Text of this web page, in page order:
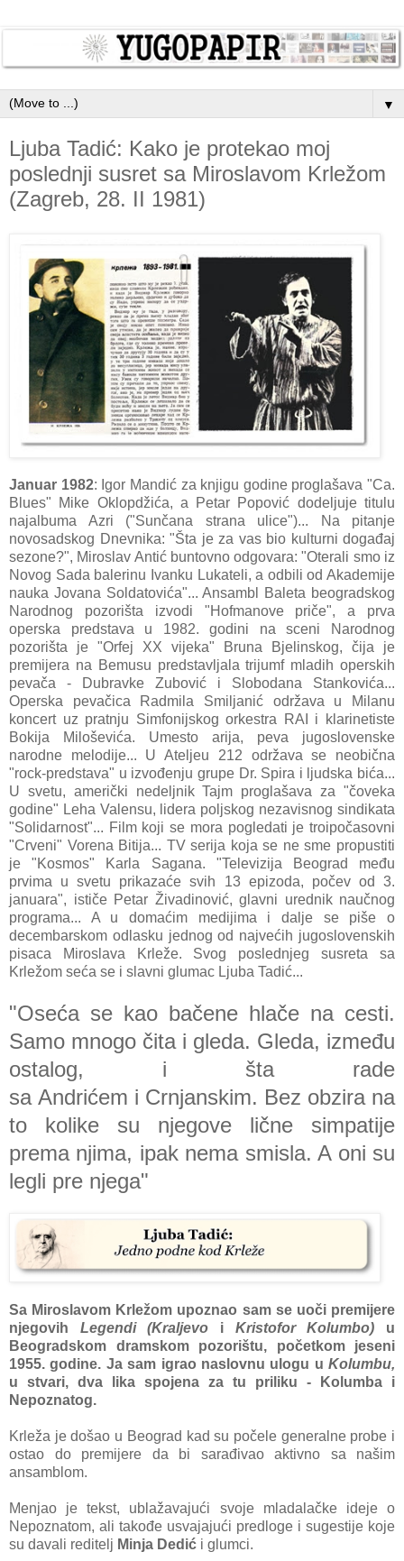
▼
Ljuba Tadić: Kako je protekao moj
poslednji susret sa Miroslavom Krležom
(Zagreb, 28. II 1981)
Januar 1982: Igor Mandić za knjigu godine proglašava "Ca.
Blues" Mike Oklopdžića, a Petar Popović dodeljuje titulu
najalbuma Azri ("Sunčana strana ulice")... Na pitanje
novosadskog Dnevnika: "Šta je za vas bio kulturni događaj
sezone?", Miroslav Antić buntovno odgovara: "Oterali smo iz
Novog Sada balerinu Ivanku Lukateli, a odbili od Akademije
nauka Jovana Soldatovića"... Ansambl Baleta beogradskog
Narodnog pozorišta izvodi "Hofmanove priče", a prva
operska predstava u 1982. godini na sceni Narodnog
pozorišta je "Orfej XX vijeka" Bruna Bjelinskog, čija je
premijera na Bemusu predstavljala trijumf mladih operskih
pevača - Dubravke Zubović i Slobodana Stankovića...
Operska pevačica Radmila Smiljanić održava u Milanu
koncert uz pratnju Simfonijskog orkestra RAI i klarinetiste
Bokija Miloševića. Umesto arija, peva jugoslovenske
narodne melodije... U Ateljeu 212 održava se neobična
"rock-predstava" u izvođenju grupe Dr. Spira i ljudska bića...
U svetu, američki nedeljnik Tajm proglašava za "čoveka
godine" Leha Valensu, lidera poljskog nezavisnog sindikata
"Solidarnost"... Film koji se mora pogledati je troipočasovni
"Crveni" Vorena Bitija... TV serija koja se ne sme propustiti
je "Kosmos" Karla Sagana. "Televizija Beograd među
prvima u svetu prikazaće svih 13 epizoda, počev od 3.
januara", ističe Petar Živadinović, glavni urednik naučnog
programa... A u domaćim medijima i dalje se piše o
decembarskom odlasku jednog od najvećih jugoslovenskih
pisaca Miroslava Krleže. Svog poslednjeg susreta sa
Krležom seća se i slavni glumac Ljuba Tadić...
"Oseća se kao bačene hlače na cesti.
Samo mnogo čita i gleda. Gleda, između
ostalog, i šta rade
sa Andrićem i Crnjanskim. Bez obzira na
to kolike su njegove lične simpatije
prema njima, ipak nema smisla. A oni su
legli pre njega"
Sa Miroslavom Krležom upoznao sam se uoči premijere
njegovih Legendi (Kraljevo i Kristofor Kolumbo) u
Beogradskom dramskom pozorištu, početkom jeseni
1955. godine. Ja sam igrao naslovnu ulogu u Kolumbu,
u stvari, dva lika spojena za tu priliku - Kolumba i
Nepoznatog.
Krleža je došao u Beograd kad su počele generalne probe i
ostao do premijere da bi sarađivao aktivno sa našim
ansamblom.
Menjao je tekst, ublažavajući svoje mladalačke ideje o
Nepoznatom, ali takođe usvajajući predloge i sugestije koje
su davali reditelj Minja Dedić i glumci.